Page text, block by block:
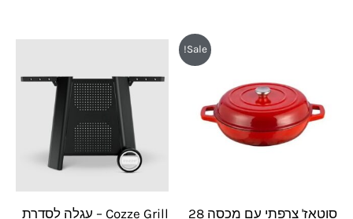
Sale!
סוטאז' צרפתי עם מכסה 28
₪219.
₪199.
Cozze Grill – עגלה לסדרת